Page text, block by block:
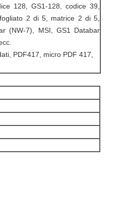
128, GS1-128, codice 39,
2 di 5, matrice 2 di 5,
(NW-7), MSI, GS1 Databar
PDF417, micro PDF 417,